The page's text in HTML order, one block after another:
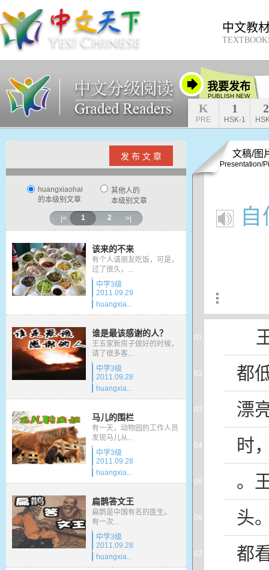
中文教
我要发布
PUBLISH NEW
K
PRE
1
HSK-1
2
发 布 文 章
huangxiaohai
的本级别文章
其他人的
本级别文章
|< 1 2 >|
该来的不来
有个人请朋友吃饭，可是，
过了很久，...
中学3级
2011.09.29
huangxia...
谁是最该感谢的人？
王五家新房子做好的时候，
请了很多客...
中学3级
2011.09.28
huangxia...
马儿的围栏
有一天，动物园的工作人员
发现马儿从...
中学3级
2011.09.28
huangxia...
扁鹊答文王
扁鹊是中国有名的医生。
有一次...
中学3级
2011.09.28
huangxia...
文稿/图
Presentation/
都
漂
时
。
头
都